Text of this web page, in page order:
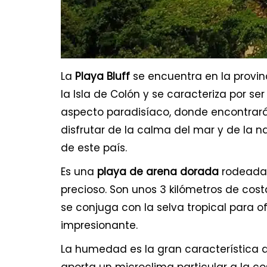
La Playa Bluff se encuentra en la
la Isla de Colón y se caracteriza por
aspecto paradisíaco, donde
disfrutar de la calma del mar y de la
de este país.
Es una playa de arena dorada
precioso. Son unos 3 kilómetros de
se conjuga con la selva tropical para
impresionante.
La humedad es la gran característica